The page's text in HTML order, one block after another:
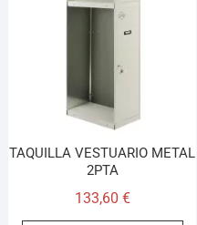
TAQUILLA VESTUARIO METAL
2PTA
133,60 €